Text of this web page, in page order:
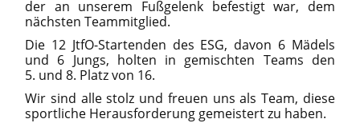
der an unserem Fußgelenk befestigt war, dem
nächsten Teammitglied.
Die 12 JtfO-Startenden des ESG, davon 6 Mädels
und 6 Jungs, holten in gemischten Teams den
5. und 8. Platz von 16.
Wir sind alle stolz und freuen uns als Team, diese
sportliche Herausforderung gemeistert zu haben.